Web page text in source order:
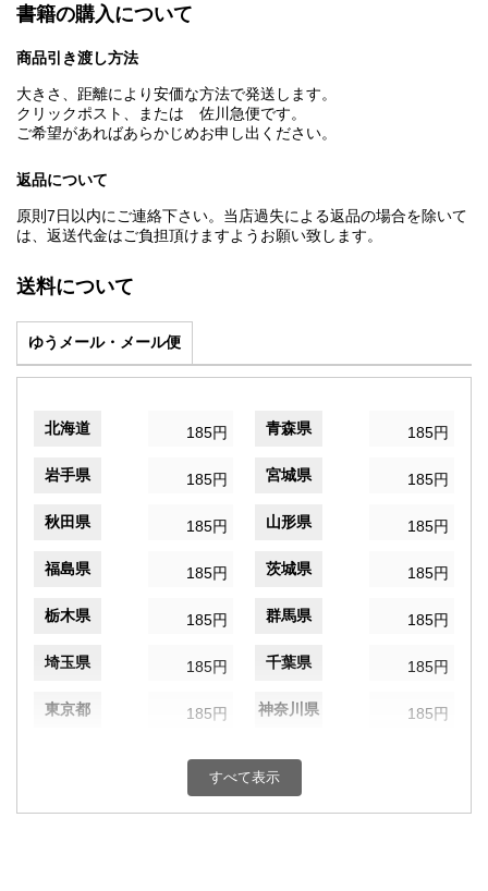
書籍の購入について
商品引き渡し方法
大きさ、距離により安価な方法で発送します。
クリックポスト、または 佐川急便です。
ご希望があればあらかじめお申し出ください。
返品について
原則7日以内にご連絡下さい。当店過失による返品の場合を除いて
は、返送代金はご負担頂けますようお願い致します。
送料について
ゆうメール・メール便
北海道 185円 青森県 185円
岩手県 185円 宮城県 185円
秋田県 185円 山形県 185円
福島県 185円 茨城県 185円
栃木県 185円 群馬県 185円
埼玉県 185円 千葉県 185円
東京都 185円 神奈川県 185円
185円 富山県
すべて表示